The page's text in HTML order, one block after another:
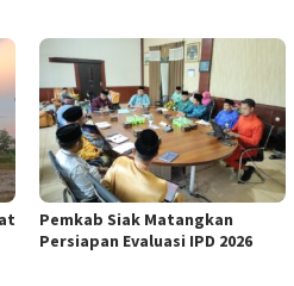
Pemkab Siak Matangkan
Persiapan Evaluasi IPD 2026